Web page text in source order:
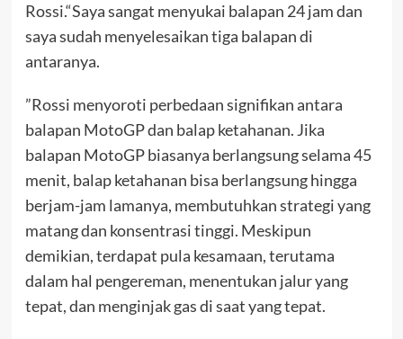
Rossi.“Saya sangat menyukai balapan 24 jam dan
saya sudah menyelesaikan tiga balapan di
antaranya.
”Rossi menyoroti perbedaan signifikan antara
balapan MotoGP dan balap ketahanan. Jika
balapan MotoGP biasanya berlangsung selama 45
menit, balap ketahanan bisa berlangsung hingga
berjam-jam lamanya, membutuhkan strategi yang
matang dan konsentrasi tinggi. Meskipun
demikian, terdapat pula kesamaan, terutama
dalam hal pengereman, menentukan jalur yang
tepat, dan menginjak gas di saat yang tepat.